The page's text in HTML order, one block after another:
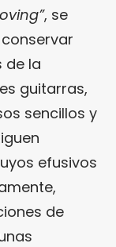
, se
de la
guitarras,
sencillos y
efusivos
de